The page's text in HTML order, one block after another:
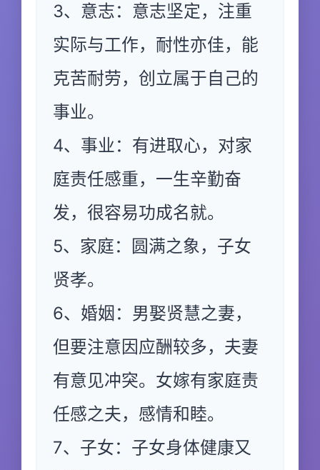
3、意志：意志坚定，注重
实际与工作，耐性亦佳，能
克苦耐劳，创立属于自己的
事业。
4、事业：有进取心，对家
庭责任感重，一生辛勤奋
发，很容易功成名就。
5、家庭：圆满之象，子女
贤孝。
6、婚姻：男娶贤慧之妻，
但要注意因应酬较多，夫妻
有意见冲突。女嫁有家庭责
任感之夫，感情和睦。
7、子女：子女身体健康又